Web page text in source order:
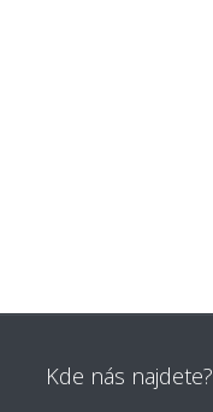
Kde nás najdete?